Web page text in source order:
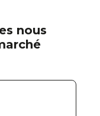
nous